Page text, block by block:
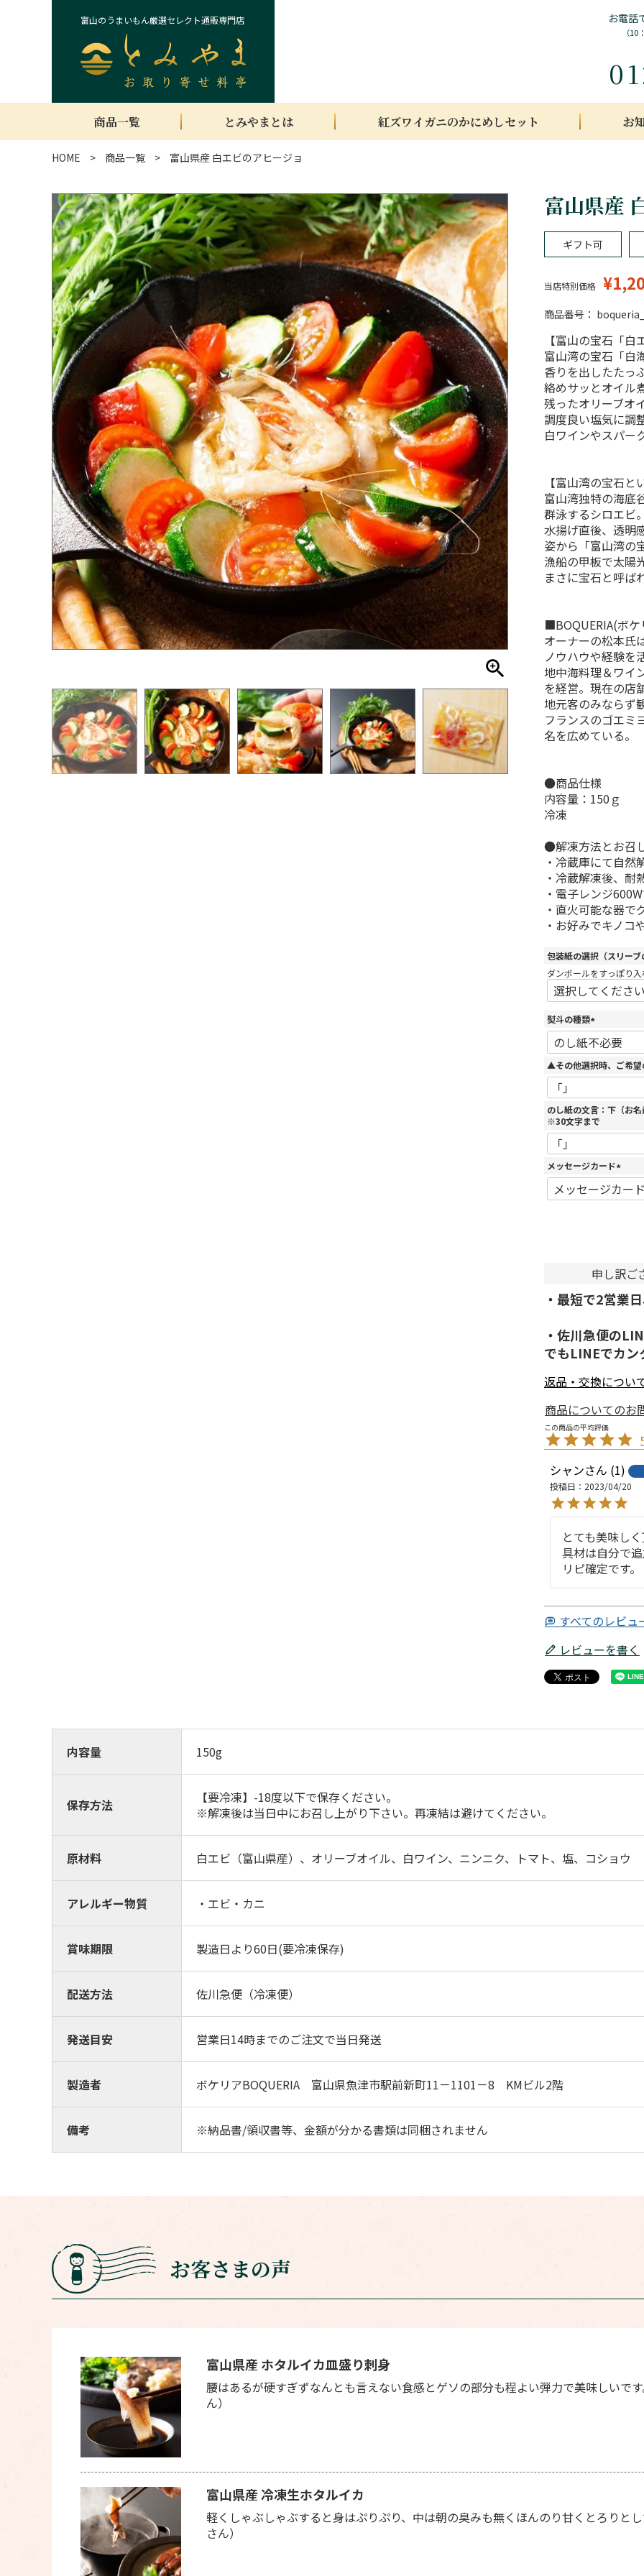
富山のうまいもん厳選セレクト通販専門店 お電話
（
商品一覧 とみやまとは 紅ズワイガニのかにめしセット お
HOME 商品一覧 富山県産 白エビのアヒージョ
富山県産
ギフト可
当店特別価格 ¥
商品番号
【富山の宝石「
富山湾の宝石「白
香りを出したたっ
絡めサッとオイル
残ったオリーブオ
調度良い塩気に調
白ワインやスパー
【富山湾の宝石と
富山湾独特の海底
群泳するシロエビ
水揚げ直後、透明
姿から「富山湾の
漁船の甲板で太陽
まさに宝石と呼ば
■BOQUERIA(ボ
オーナーの松本氏
ノウハウや経験を
地中海料理＆ワイ
を経営。現在の店
地元客のみならず
フランスのゴエミ
名を広めている。
●商品仕様
内容量：150ｇ
冷凍
●解凍方法とお召
・冷蔵庫にて自然
・冷蔵解凍後、
・電子レンジ
・直火可能な器で
・お好みでキノコ
包装紙の選択（スリーブ
ダンボールをすっぽり
熨斗の種類
(
必
須
)
▲その他選択時、ご希
のし紙の文言：下（お
※30文字まで
メッセージカード
(
必
須
申し訳ご
・最短で2営業
・佐川急便の
でもLINEでカン
返品・交換につい
商品についてのお
シャン 1
投稿日 2023/04/20
とても美味し
具材は自分で
リピ確定です。
すべてのレビュ
レビューを書く
内容量 150g
保存方法
【要冷凍】-18度以下で保存ください。
※解凍後は当日中にお召し上がり下さい。再凍結は避けてください。
原材料 白エビ（富山県産）、オリーブオイル、白ワイン、ニンニク、トマト、塩、コショウ
アレルギー物質 ・エビ・カニ
賞味期限 製造日より60日(要冷凍保存)
配送方法 佐川急便（冷凍便）
発送目安 営業日14時までのご注文で当日発送
製造者 ボケリアBOQUERIA 富山県魚津市駅前新町11－1101－8 KMビル2階
備考 ※納品書/領収書等、金額が分かる書類は同梱されません
お客さまの声
富山県産 ホタルイカ皿盛り刺身
腰はあるが硬すぎずなんとも言えない食感とゲソの部分も程よい弾力で美味しいで
ん）
富山県産 冷凍生ホタルイカ
軽くしゃぶしゃぶすると身はぷりぷり、中は朝の臭みも無くほんのり甘くとろりと
さん）